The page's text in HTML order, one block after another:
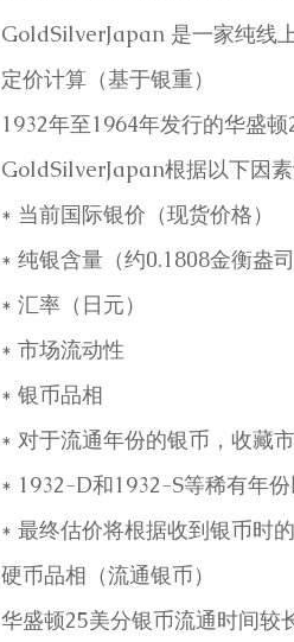
GoldSilverJapan 是一家纯线
定价计算（基于银重）
1932年至1964年发行的华盛
GoldSilverJapan根据以下因素
* 当前国际银价（现货价格）
* 纯银含量（约0.1808金衡盎司
* 汇率（日元）
* 市场流动性
* 银币品相
* 对于流通年份的银币，收藏
* 1932-D和1932-S等稀有年份
* 最终估价将根据收到银币时
硬币品相（流通银币）
华盛顿25美分银币流通时间较